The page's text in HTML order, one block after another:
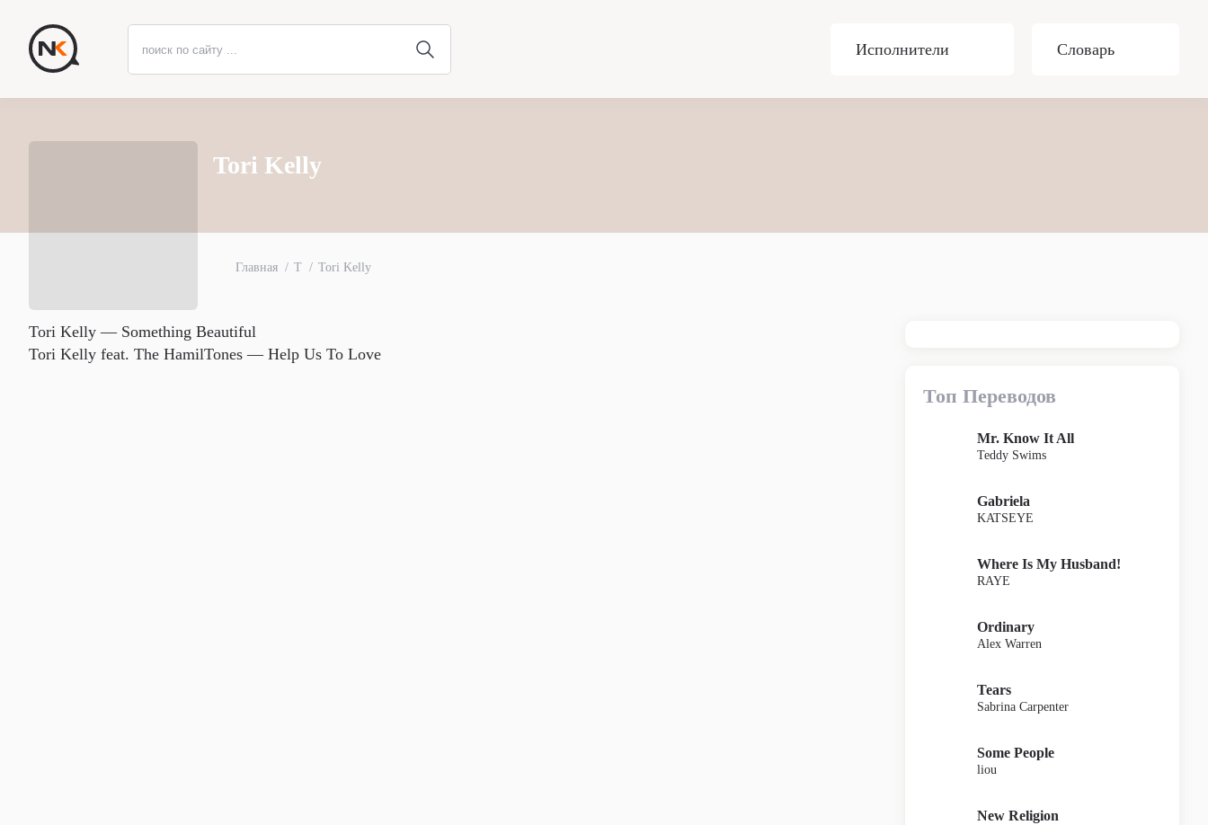
Исполнители Словарь
Tori Kelly
Главная T Tori Kelly
Tori Kelly — Something Beautiful
Tori Kelly feat. The HamilTones — Help Us To Love
Топ Переводов
Mr. Know It All
Teddy Swims
Gabriela
KATSEYE
Where Is My Husband!
RAYE
Ordinary
Alex Warren
Tears
Sabrina Carpenter
Some People
liou
New Religion